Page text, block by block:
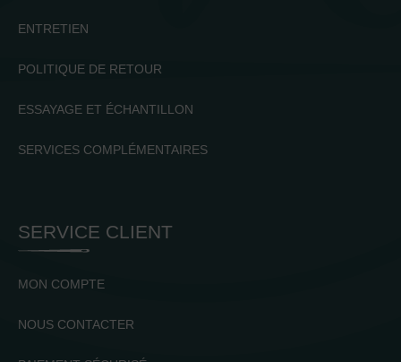
ENTRETIEN
POLITIQUE DE RETOUR
ESSAYAGE ET ÉCHANTILLON
SERVICES COMPLÉMENTAIRES
SERVICE CLIENT
MON COMPTE
NOUS CONTACTER